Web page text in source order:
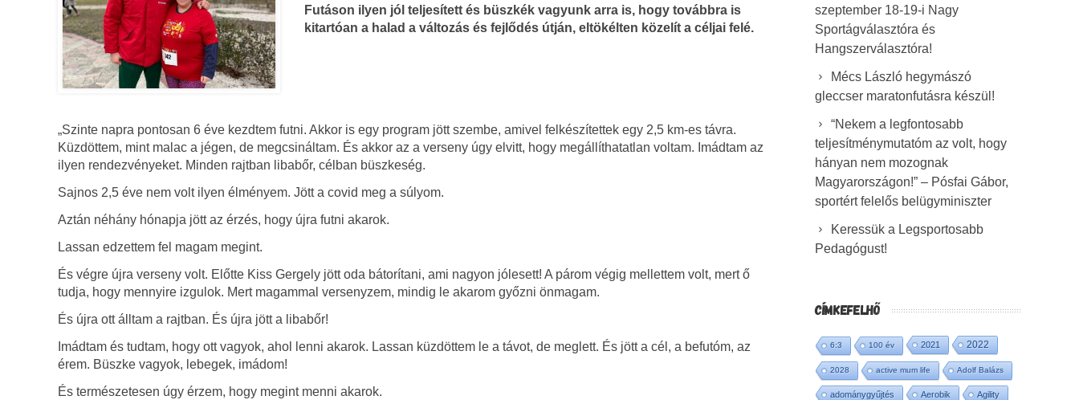
Futáson ilyen jól teljesített és büszkék vagyunk arra is, hogy továbbra is
kitartóan a halad a változás és fejlődés útján, eltökélten közelít a céljai felé.
„Szinte napra pontosan 6 éve kezdtem futni. Akkor is egy program jött szembe, amivel felkészítettek egy 2,5 km-es távra.
Küzdöttem, mint malac a jégen, de megcsináltam. És akkor az a verseny úgy elvitt, hogy megállíthatatlan voltam. Imádtam az
ilyen rendezvényeket. Minden rajtban libabőr, célban büszkeség.
Sajnos 2,5 éve nem volt ilyen élményem. Jött a covid meg a súlyom.
Aztán néhány hónapja jött az érzés, hogy újra futni akarok.
Lassan edzettem fel magam megint.
És végre újra verseny volt. Előtte Kiss Gergely jött oda bátorítani, ami nagyon jólesett! A párom végig mellettem volt, mert ő
tudja, hogy mennyire izgulok. Mert magammal versenyzem, mindig le akarom győzni önmagam.
És újra ott álltam a rajtban. És újra jött a libabőr!
Imádtam és tudtam, hogy ott vagyok, ahol lenni akarok. Lassan küzdöttem le a távot, de meglett. És jött a cél, a befutóm, az
érem. Büszke vagyok, lebegek, imádom!
És természetesen úgy érzem, hogy megint menni akarok.
szeptember 18-19-i Nagy
Sportágválasztóra és
Hangszerválasztóra!
Mécs László hegymászó
gleccser maratonfutásra készül!
“Nekem a legfontosabb
teljesítménymutatóm az volt, hogy
hányan nem mozognak
Magyarországon!” – Pósfai Gábor,
sportért felelős belügyminiszter
Keressük a Legsportosabb
Pedagógust!
CÍMKEFELHŐ
6:3 100 év 2021 2022
2028 active mum life Adolf Balázs
adománygyűjtés Aerobik Agility